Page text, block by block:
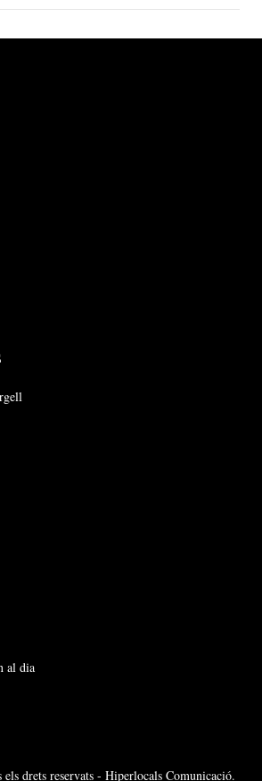
al dia
drets reservats - Hiperlocals Comunicació.